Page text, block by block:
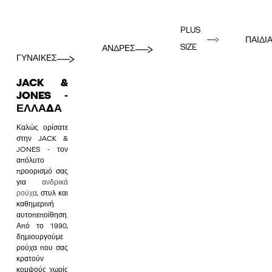
ΓΥΝΑΙΚΕΣ
ΑΝΔΡΕΣ
PLUS
SIZE
ΠΑΙΔΙΑ
JACK &
JONES -
ΕΛΛΆΔΑ
Καλώς ορίσατε
στην JACK &
JONES - τον
απόλυτο
προορισμό σας
για ανδρικά
ρούχα, στυλ και
καθημερινή
αυτοπεποίθηση.
Από το 1990,
δημιουργούμε
ρούχα που σας
κρατούν
κομψούς χωρίς